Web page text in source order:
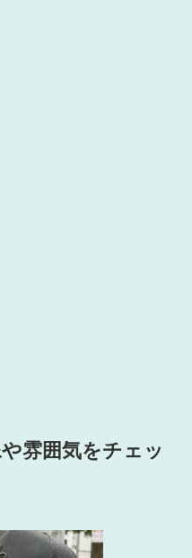
雰囲気をチェッ